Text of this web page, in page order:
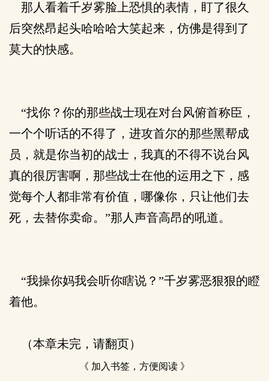
那人看着千岁雾脸上恐惧的表情，盯了很久
后突然昂起头哈哈哈大笑起来，仿佛是得到了
莫大的快感。
“找你？你的那些战士现在对台风俯首称臣，
一个个听话的不得了，进攻首尔的那些黑帮成
员，就是你当初的战士，我真的不得不说台风
真的很厉害啊，那些战士在他的运用之下，感
觉每个人都非常有价值，哪像你，只让他们去
死，去替你卖命。”那人声音高昂的吼道。
“我操你妈我会听你瞎说？”千岁雾恶狠狠的瞪
着他。
（本章未完，请翻页）
《 加入书签，方便阅读 》